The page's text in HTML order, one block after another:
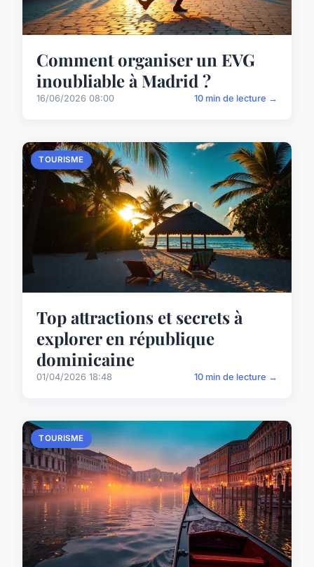
Comment organiser un EVG
inoubliable à Madrid ?
16/06/2026 08:00 10 min de lecture →
TOURISME
Top attractions et secrets à
explorer en république
dominicaine
01/04/2026 18:48 10 min de lecture →
TOURISME